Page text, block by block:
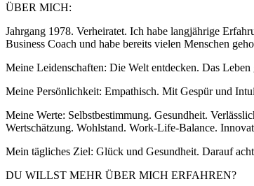
ÜBER MICH:
Jahrgang 1978. Verheiratet. Ich habe langjährige
Business Coach und habe bereits vielen Menschen
Meine Leidenschaften: Die Welt entdecken. Das
Meine Persönlichkeit: Empathisch. Mit Gespür und
Meine Werte: Selbstbestimmung. Gesundheit.
Wertschätzung. Wohlstand. Work-Life-Balance.
Mein tägliches Ziel: Glück und Gesundheit. Darauf
DU WILLST MEHR ÜBER MICH ERFAHREN?